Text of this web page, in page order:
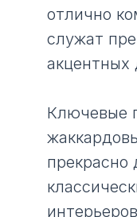
отлично
служат
акцентных
Ключевые
прекрасно